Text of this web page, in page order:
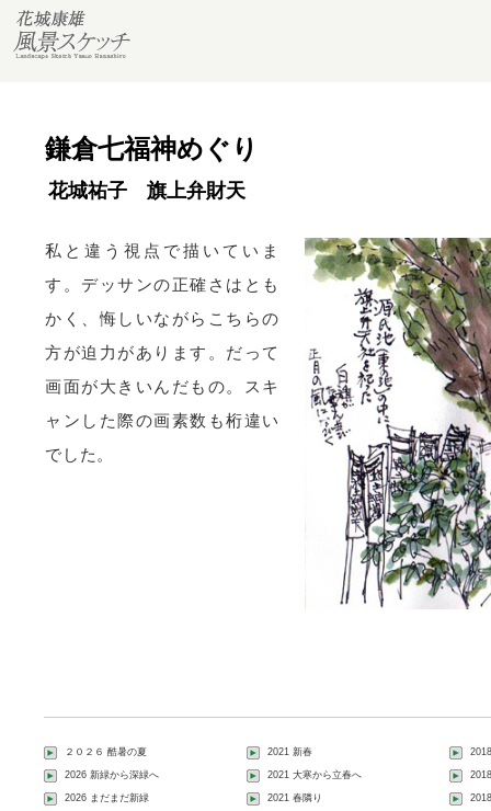
鎌倉七福神めぐり
花城祐子 旗上弁財天
私と違う視点で描いていま
す。デッサンの正確さはとも
かく、悔しいながらこちらの
方が迫力があります。だって
画面が大きいんだもの。スキ
ャンした際の画素数も桁違い
でした。
２０２６ 酷暑の夏
2026 新緑から深緑へ
2026 まだまだ新緑
2021 新春
2021 大寒から立春へ
2021 春隣り